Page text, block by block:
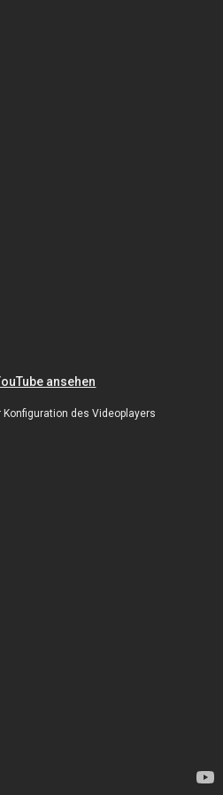
ansehen
Konfiguration des Videoplayers